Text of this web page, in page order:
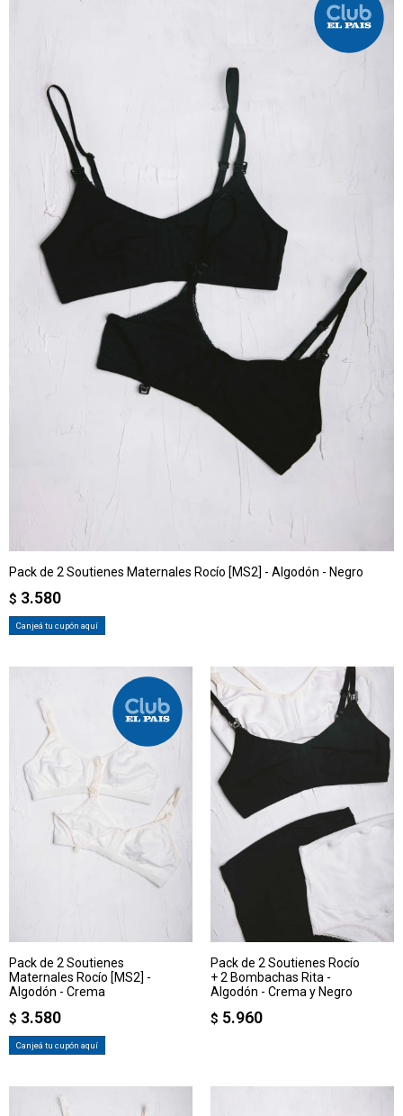
Pack de 2 Soutienes Maternales Rocío [MS2] - Algodón - Negro
$ 3.580
Canjeá tu cupón aquí
Pack de 2 Soutienes
Maternales Rocío [MS2] -
Algodón - Crema
$ 3.580
Canjeá tu cupón aquí
Pack de 2 Soutienes Rocío
+ 2 Bombachas Rita -
Algodón - Crema y Negro
$ 5.960